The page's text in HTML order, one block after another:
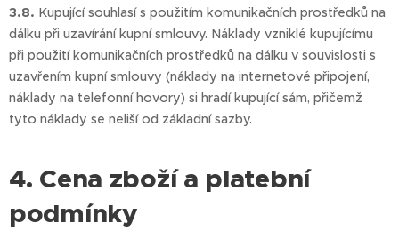
3.8. Kupující souhlasí s použitím komunikačních prostředků na
dálku při uzavírání kupní smlouvy. Náklady vzniklé kupujícímu
při použití komunikačních prostředků na dálku v souvislosti s
uzavřením kupní smlouvy (náklady na internetové připojení,
náklady na telefonní hovory) si hradí kupující sám, přičemž
tyto náklady se neliší od základní sazby.
4. Cena zboží a platební
podmínky